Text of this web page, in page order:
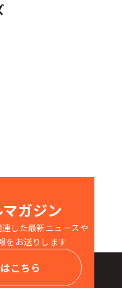
ガジン
した最新ニュースや
をお送りします
こちら